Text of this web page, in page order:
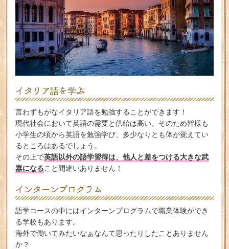
イタリア語を学ぶ
言わずもがなイタリア語を勉強することができます！
現代社会において英語の需要と供給は高い。そのため皆様も
小学生の頃から英語を勉強学び、多少なりとも体が覚えてい
るところはあるでしょう。
その上で英語以外の語学習得は、他人と差をつける大きな武
器になること間違いありません！
インターンプログラム
語学コースの中にはインターンプログラムで職業体験ができ
る学校もあります。
海外で働いてみたいなぁなんて思ったりしたことありません
か？